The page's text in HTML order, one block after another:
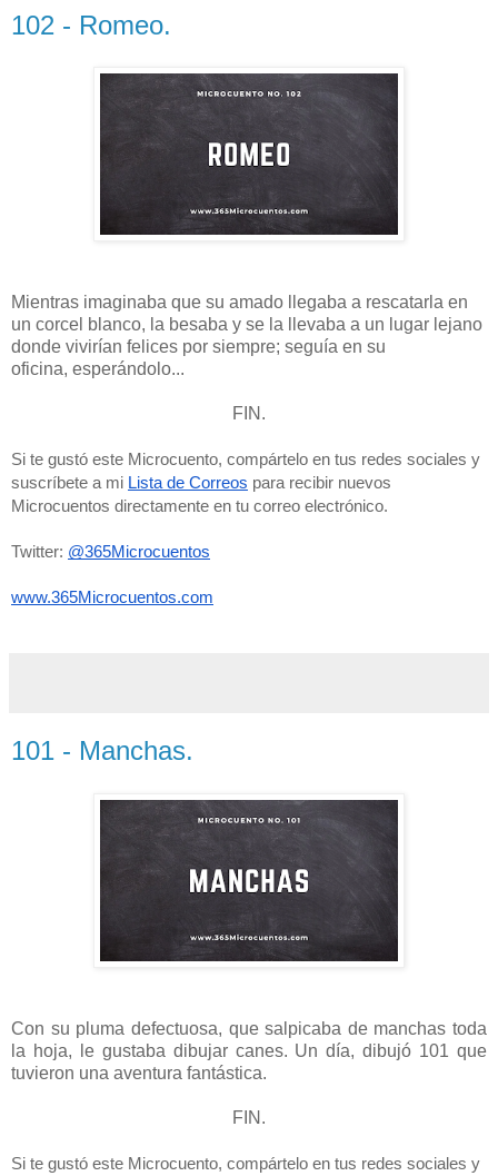
102 - Romeo.
Mientras imaginaba que su amado llegaba a rescatarla en
un corcel blanco, la besaba y se la llevaba a un lugar lejano
donde vivirían felices por siempre; seguía en su
oficina, esperándolo...
FIN.
Si te gustó este Microcuento, compártelo en tus redes sociales y
suscríbete a mi Lista de Correos para recibir nuevos
Microcuentos directamente en tu correo electrónico.
Twitter: @365Microcuentos
www.365Microcuentos.com
101 - Manchas.
Con su pluma defectuosa, que salpicaba de manchas toda
la hoja, le gustaba dibujar canes. Un día, dibujó 101 que
tuvieron una aventura fantástica.
FIN.
Si te gustó este Microcuento, compártelo en tus redes sociales y